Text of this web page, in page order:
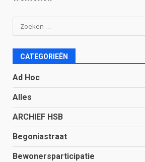
Zoeken
naar:
CATEGORIEËN
Ad Hoc
Alles
ARCHIEF HSB
Begoniastraat
Bewonersparticipatie